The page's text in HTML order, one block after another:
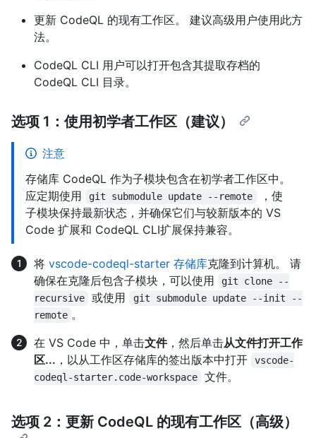
更新 CodeQL 的现有工作区。 建议高级用户使用此方
法。
CodeQL CLI 用户可以打开包含其提取存档的
CodeQL CLI 目录。
选项 1：使用初学者工作区（建议）
注意
存储库 CodeQL 作为子模块包含在初学者工作区中。
应定期使用
git submodule update --remote
，使
子模块保持最新状态，并确保它们与较新版本的 VS
Code 扩展和 CodeQL CLI扩展保持兼容。
将 vscode-codeql-starter 存储库克隆到计算机。 请
确保在克隆后包含子模块，可以使用
git clone --
recursive
或使用
git submodule update --init --
remote 。
在 VS Code 中，单击文件，然后单击从文件打开工作
区... ，以从工作区存储库的签出版本中打开
vscode-
codeql-starter.code-workspace
文件。
选项 2：更新 CodeQL 的现有工作区（高级）